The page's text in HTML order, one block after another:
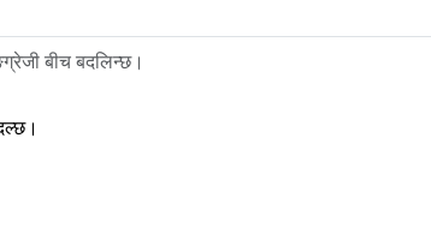
बीच बदलिन्छ।